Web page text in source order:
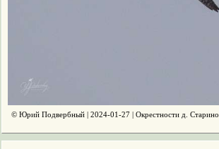
© Юрий Подвербный | 2024-01-27 | Окрестности д. Старино